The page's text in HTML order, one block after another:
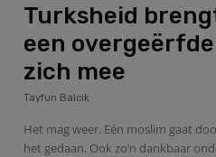
Turksheid
een
zich mee
Tayfun Balcik
Het mag weer. Eén moslim gaat
het gedaan. Ook zo’n dankbaar